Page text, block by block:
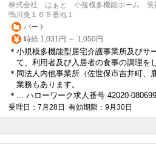
株式会社 はぁと 小規模多機能ホーム 笑
鴨川免１６８番地１
パート
時給 1,031円 ～ 1,050円
＊小規模多機能型居宅介護事業所及びサ
て、利用者及び入居者の食事の調理を
＊同法人内他事業所（佐世保市吉井町、
業務もあります。
＊... ハローワーク求人番号 42020-
受理日：7月28日 有効期限：9月30日